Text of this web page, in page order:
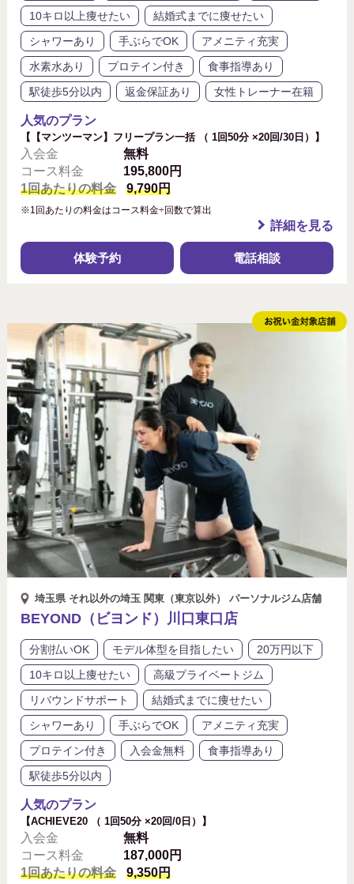
10キロ以上痩せたい
結婚式までに痩せたい
シャワーあり
手ぶらでOK
アメニティ充実
水素水あり
プロテイン付き
食事指導あり
駅徒歩5分以内
返金保証あり 女性トレーナー在籍
人気のプラン
【【マンツーマン】フリープラン一括 （ 1回50分 ×20回/30日）】
入会金
無料
コース料金
195,800円
1回あたりの料金
9,790円
※1回あたりの料金はコース料金÷回数で算出
詳細を見る
体験予約 電話相談
埼玉県 それ以外の埼玉 関東（東京以外） パーソナルジム店舗
BEYOND（ビヨンド）川口東口店
分割払いOK モデル体型を目指したい
20万円以下
10キロ以上痩せたい
高級プライベートジム
リバウンドサポート
結婚式までに痩せたい
シャワーあり
手ぶらでOK
アメニティ充実
プロテイン付き
入会金無料
食事指導あり
駅徒歩5分以内
人気のプラン
【ACHIEVE20 （ 1回50分 ×20回/0日）】
入会金
無料
コース料金
187,000円
1回あたりの料金
9,350円